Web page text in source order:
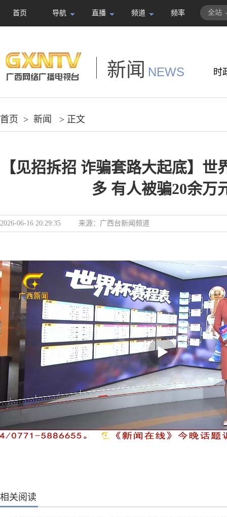
首页 导航 直播 频道 频率 全站
新闻 NEWS 时
首页 > 新闻 > 正文
【见招拆招 诈骗套路大起底】世
多 有人被骗20余万
2026-06-16 20:29:35 来源： 广西台新闻频道
相关阅读